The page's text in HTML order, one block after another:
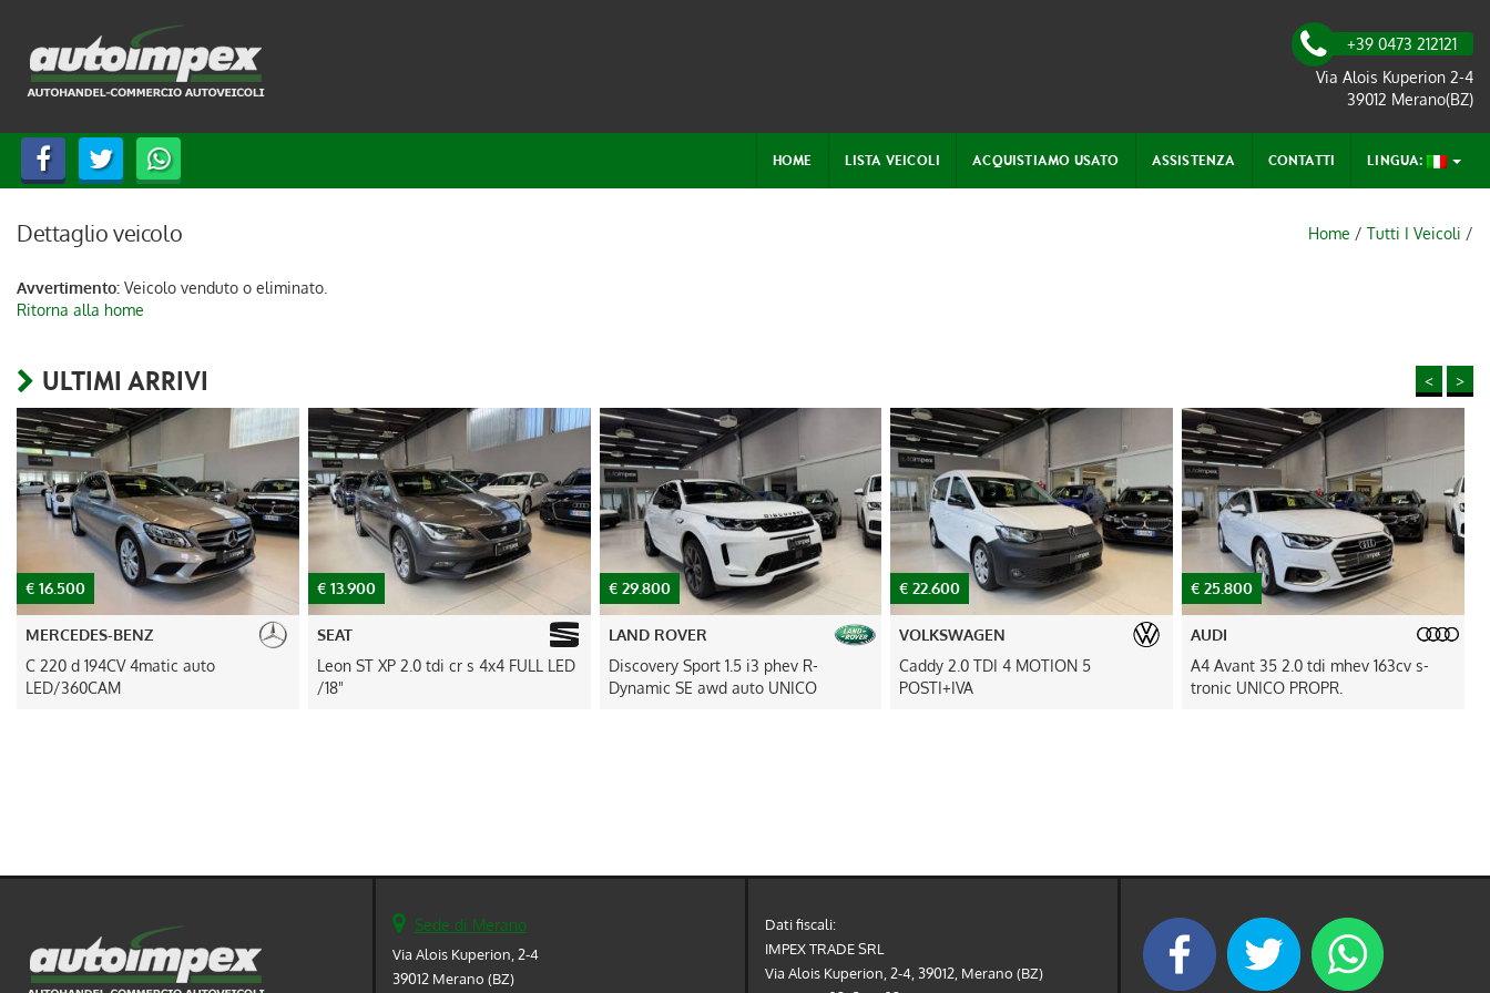
LISTA VEICOLI
ACQUISTIAMO USATO
ASSISTENZA
CONTATTI
ITALIANO
DEUTSCH
DEUTSCH
+39 0473 212121
Via Alois Kuperion 2-4
39012 Merano(BZ)
HOME LISTA VEICOLI ACQUISTIAMO USATO ASSISTENZA CONTATTI LINGUA:
Dettaglio veicolo Home / Tutti I Veicoli /
Avvertimento: Veicolo venduto o eliminato.
Ritorna alla home
ULTIMI ARRIVI < >
€ 13.900
SEAT
Leon ST XP 2.0 tdi cr s 4x4 FULL LED
/18"
€ 29.800
LAND ROVER
Discovery Sport 1.5 i3 phev R-
Dynamic SE awd auto UNICO
€ 22.600
VOLKSWAGEN
Caddy 2.0 TDI 4 MOTION 5
POSTI+IVA
€ 25.800
AUDI
A4 Avant 35 2.0 tdi mhev 163cv s-
tronic UNICO PROPR.
€ 43.700
BMW
X3 xdrive20d mhev 48V Msport auto
PANORAMA/UNICO PROP
Sede di Merano
Via Alois Kuperion, 2-4
39012 Merano (BZ)
Dati fiscali:
IMPEX TRADE SRL
Via Alois Kuperion, 2-4, 39012, Merano (BZ)